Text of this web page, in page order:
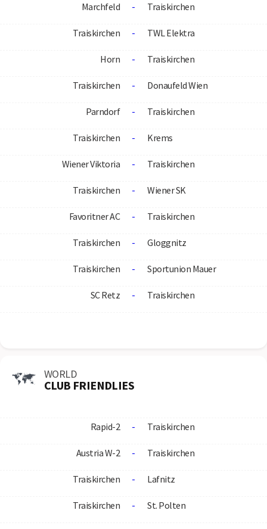
Marchfeld - Traiskirchen
Traiskirchen - TWL Elektra
Horn - Traiskirchen
Traiskirchen - Donaufeld Wien
Parndorf - Traiskirchen
Traiskirchen - Krems
Wiener Viktoria - Traiskirchen
Traiskirchen - Wiener SK
Favoritner AC - Traiskirchen
Traiskirchen - Gloggnitz
Traiskirchen - Sportunion Mauer
SC Retz - Traiskirchen
WORLD
CLUB FRIENDLIES
Rapid-2 - Traiskirchen
Austria W-2 - Traiskirchen
Traiskirchen - Lafnitz
Traiskirchen - St. Polten